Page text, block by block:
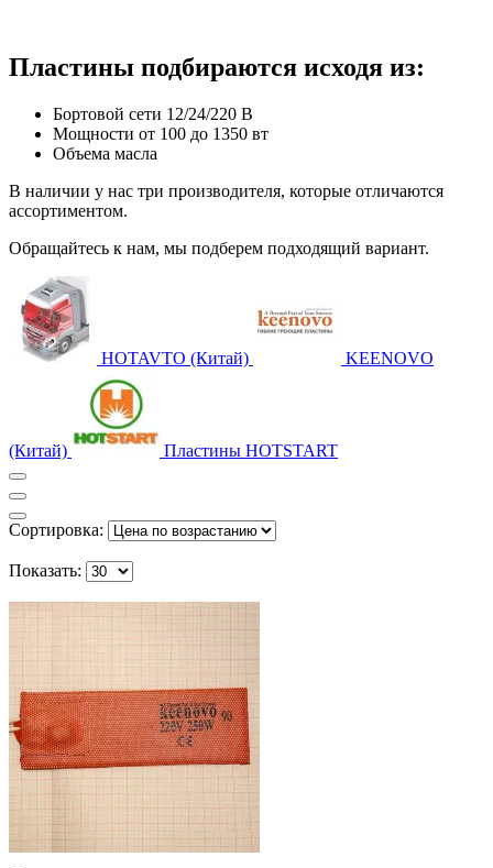
Пластины подбираются исходя из:
Бортовой сети 12/24/220 В
Мощности от 100 до 1350 вт
Объема масла
В наличии у нас три производителя, которые отличаются
ассортиментом.
Обращайтесь к нам, мы подберем подходящий вариант.
HOTAVTO (Китай) KEENOVO
(Китай) Пластины HOTSTART
Сортировка:
Показать: